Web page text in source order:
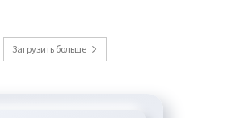
Загрузить больше